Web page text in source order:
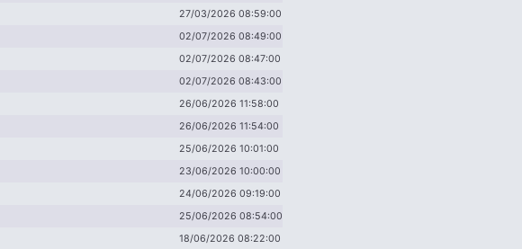
27/03/2026 08:59:00
02/07/2026 08:49:00
02/07/2026 08:47:00
02/07/2026 08:43:00
26/06/2026 11:58:00
26/06/2026 11:54:00
25/06/2026 10:01:00
23/06/2026 10:00:00
24/06/2026 09:19:00
25/06/2026 08:54:00
18/06/2026 08:22:00